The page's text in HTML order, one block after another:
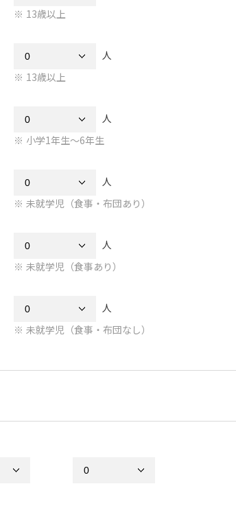
13歳以上
人
13歳以上
人
小学1年生～6年生
人
未就学児（食事・布団あり）
人
未就学児（食事あり）
人
未就学児（食事・布団なし）